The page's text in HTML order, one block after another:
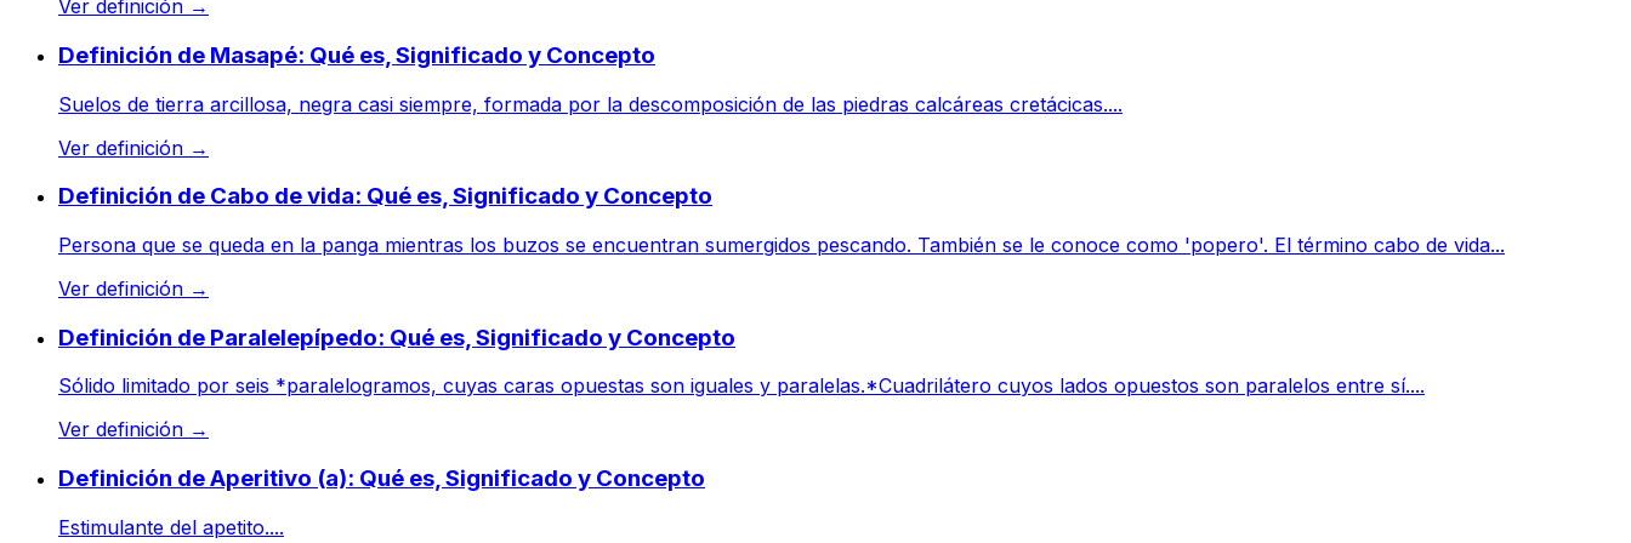
Ver definición →
Definición de Masapé: Qué es, Significado y Concepto
Suelos de tierra arcillosa, negra casi siempre, formada por la descomposición de las piedras calcáreas cretácicas....
Ver definición →
Definición de Cabo de vida: Qué es, Significado y Concepto
Persona que se queda en la panga mientras los buzos se encuentran sumergidos pescando. También se le conoce como 'popero'. El término cabo de vida...
Ver definición →
Definición de Paralelepípedo: Qué es, Significado y Concepto
Sólido limitado por seis *paralelogramos, cuyas caras opuestas son iguales y paralelas.*Cuadrilátero cuyos lados opuestos son paralelos entre sí....
Ver definición →
Definición de Aperitivo (a): Qué es, Significado y Concepto
Estimulante del apetito....